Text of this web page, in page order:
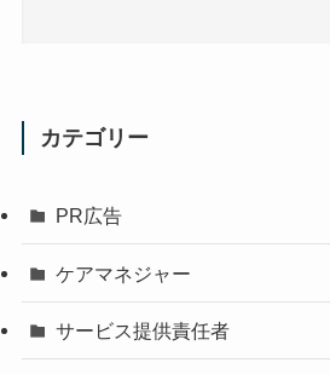
カテゴリー
PR広告
ケアマネジャー
サービス提供責任者